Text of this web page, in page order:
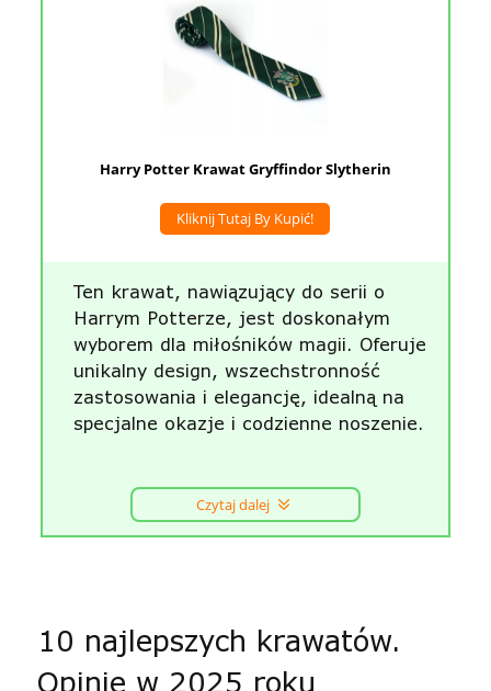
Harry Potter Krawat Gryffindor Slytherin
Kliknij Tutaj By Kupić!
Ten krawat, nawiązujący do serii o
Harrym Potterze, jest doskonałym
wyborem dla miłośników magii. Oferuje
unikalny design, wszechstronność
zastosowania i elegancję, idealną na
specjalne okazje i codzienne noszenie.
Czytaj dalej
10 najlepszych krawatów.
Opinie w 2025 roku